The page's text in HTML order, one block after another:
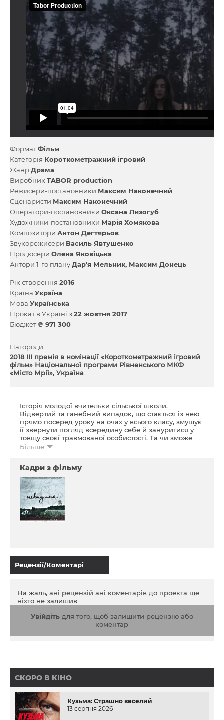
ФорматФільм
Категорія Короткометражний ігровий
ЖанрДрама
Виробник TABOR production
Режисери-постановники Максим Наконечний
Сценаристи Максим Наконечний
Оператори-постановники Оксана Лизогуб
Художники-постановники Марія Хомякова
Композитори Антон Дегтярьов
Звукорежисери Василь Явтушенко
Продюсери Олена Яковіцька
Актори 1-го плануДар'я Мельник Максим Донець
Рік створення 2016
Країна Україна
Мова Українська
Прокат в Україні з 22 жовтня 2017
Бюджет ₴ 971 300
Нагороди
2018 III премія в номінації «Короткометражний ігровий
фільм» Національної програми Рівненського МКФ
«Місто Мрії», Україна
Історія молодої вчительки сільської школи.
Відвертий та ганебний випадок, що стається із нею
прямо посеред уроку на очах у всього класу, змушує
її звернути погляд всередину себе й зануритися у
товщу своєї травмованої особистості. Та чи зможе
вона тепер опанувати її?..
фільмів.
Більше
Кадри з фільму
Рецензії/Коментарі
На жаль, ані рецензій ані коментарів до проекта ще
ніхто не залишив
Увійдітьдля того, щоб залишити рецензію або
коментар
СКОРО В КІНО
Кузьма: Страшно веселий
13 серпня 2026